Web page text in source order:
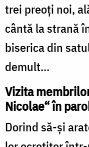
trei preoţi noi,
cântă la strană
biserica din
demult...
Vizita
Nicolae“ în
Dorind să-şi